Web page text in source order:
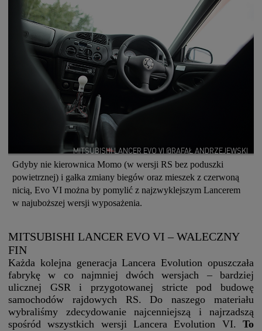
MITSUBISHI LANCER EVO VI @RAFAŁ ANDRZEJEWSKI
Gdyby nie kierownica Momo (w wersji RS bez poduszki
powietrznej) i gałka zmiany biegów oraz mieszek z czerwoną
nicią, Evo VI można by pomylić z najzwyklejszym Lancerem
w najuboższej wersji wyposażenia.
MITSUBISHI LANCER EVO VI – WALECZNY
FIN
Każda kolejna generacja Lancera Evolution opuszczała
fabrykę w co najmniej dwóch wersjach – bardziej
ulicznej GSR i przygotowanej stricte pod budowę
samochodów rajdowych RS. Do naszego materiału
wybraliśmy zdecydowanie najcenniejszą i najrzadszą
spośród wszystkich wersji Lancera Evolution VI. To